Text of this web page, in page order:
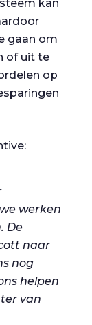
kan
gaan om
of uit te
op
werken
De
naar
nog
helpen
van